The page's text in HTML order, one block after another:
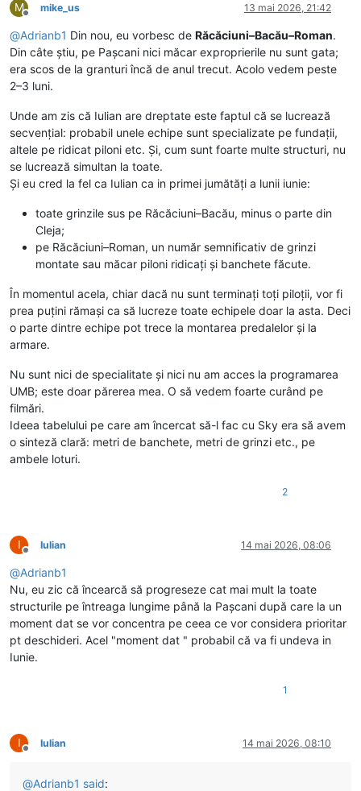
M
Deconectat
mike_us 13 mai 2026, 21:42
@Adrianb1 Din nou, eu vorbesc de Răcăciuni–Bacău–Roman.
Din câte știu, pe Pașcani nici măcar exproprierile nu sunt gata;
era scos de la granturi încă de anul trecut. Acolo vedem peste
2–3 luni.
Unde am zis că Iulian are dreptate este faptul că se lucrează
secvențial: probabil unele echipe sunt specializate pe fundații,
altele pe ridicat piloni etc. Și, cum sunt foarte multe structuri, nu
se lucrează simultan la toate.
Și eu cred la fel ca Iulian ca in primei jumătăți a lunii iunie:
toate grinzile sus pe Răcăciuni–Bacău, minus o parte din
Cleja;
pe Răcăciuni–Roman, un număr semnificativ de grinzi
montate sau măcar piloni ridicați și banchete făcute.
În momentul acela, chiar dacă nu sunt terminați toți piloții, vor fi
prea puțini rămași ca să lucreze toate echipele doar la asta. Deci
o parte dintre echipe pot trece la montarea predalelor și la
armare.
Nu sunt nici de specialitate și nici nu am acces la programarea
UMB; este doar părerea mea. O să vedem foarte curând pe
filmări.
Ideea tabelului pe care am încercat să-l fac cu Sky era să avem
o sinteză clară: metri de banchete, metri de grinzi etc., pe
ambele loturi.
2
I
Deconectat
Iulian 14 mai 2026, 08:06
@Adrianb1
Nu, eu zic că încearcă să progreseze cat mai mult la toate
structurile pe întreaga lungime până la Pașcani după care la un
moment dat se vor concentra pe ceea ce vor considera prioritar
pt deschideri. Acel "moment dat " probabil că va fi undeva in
Iunie.
1
I
Deconectat
Iulian 14 mai 2026, 08:10
@Adrianb1 said: